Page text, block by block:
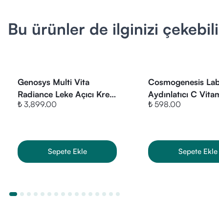
yapmayan)
Donuk ve
Leke problemi
Geniş
Makyajının
Tüm Cilt
Bu ürünler de ilginizi
Genosys Multi Vita
Radiance Leke Açıcı Krem
50 ml
₺ 3,899.00
Sepete Ekle
Cosmogenesis
Aydınlatıcı C
Serum 30 ml
₺ 598.00
Sepete Ekle